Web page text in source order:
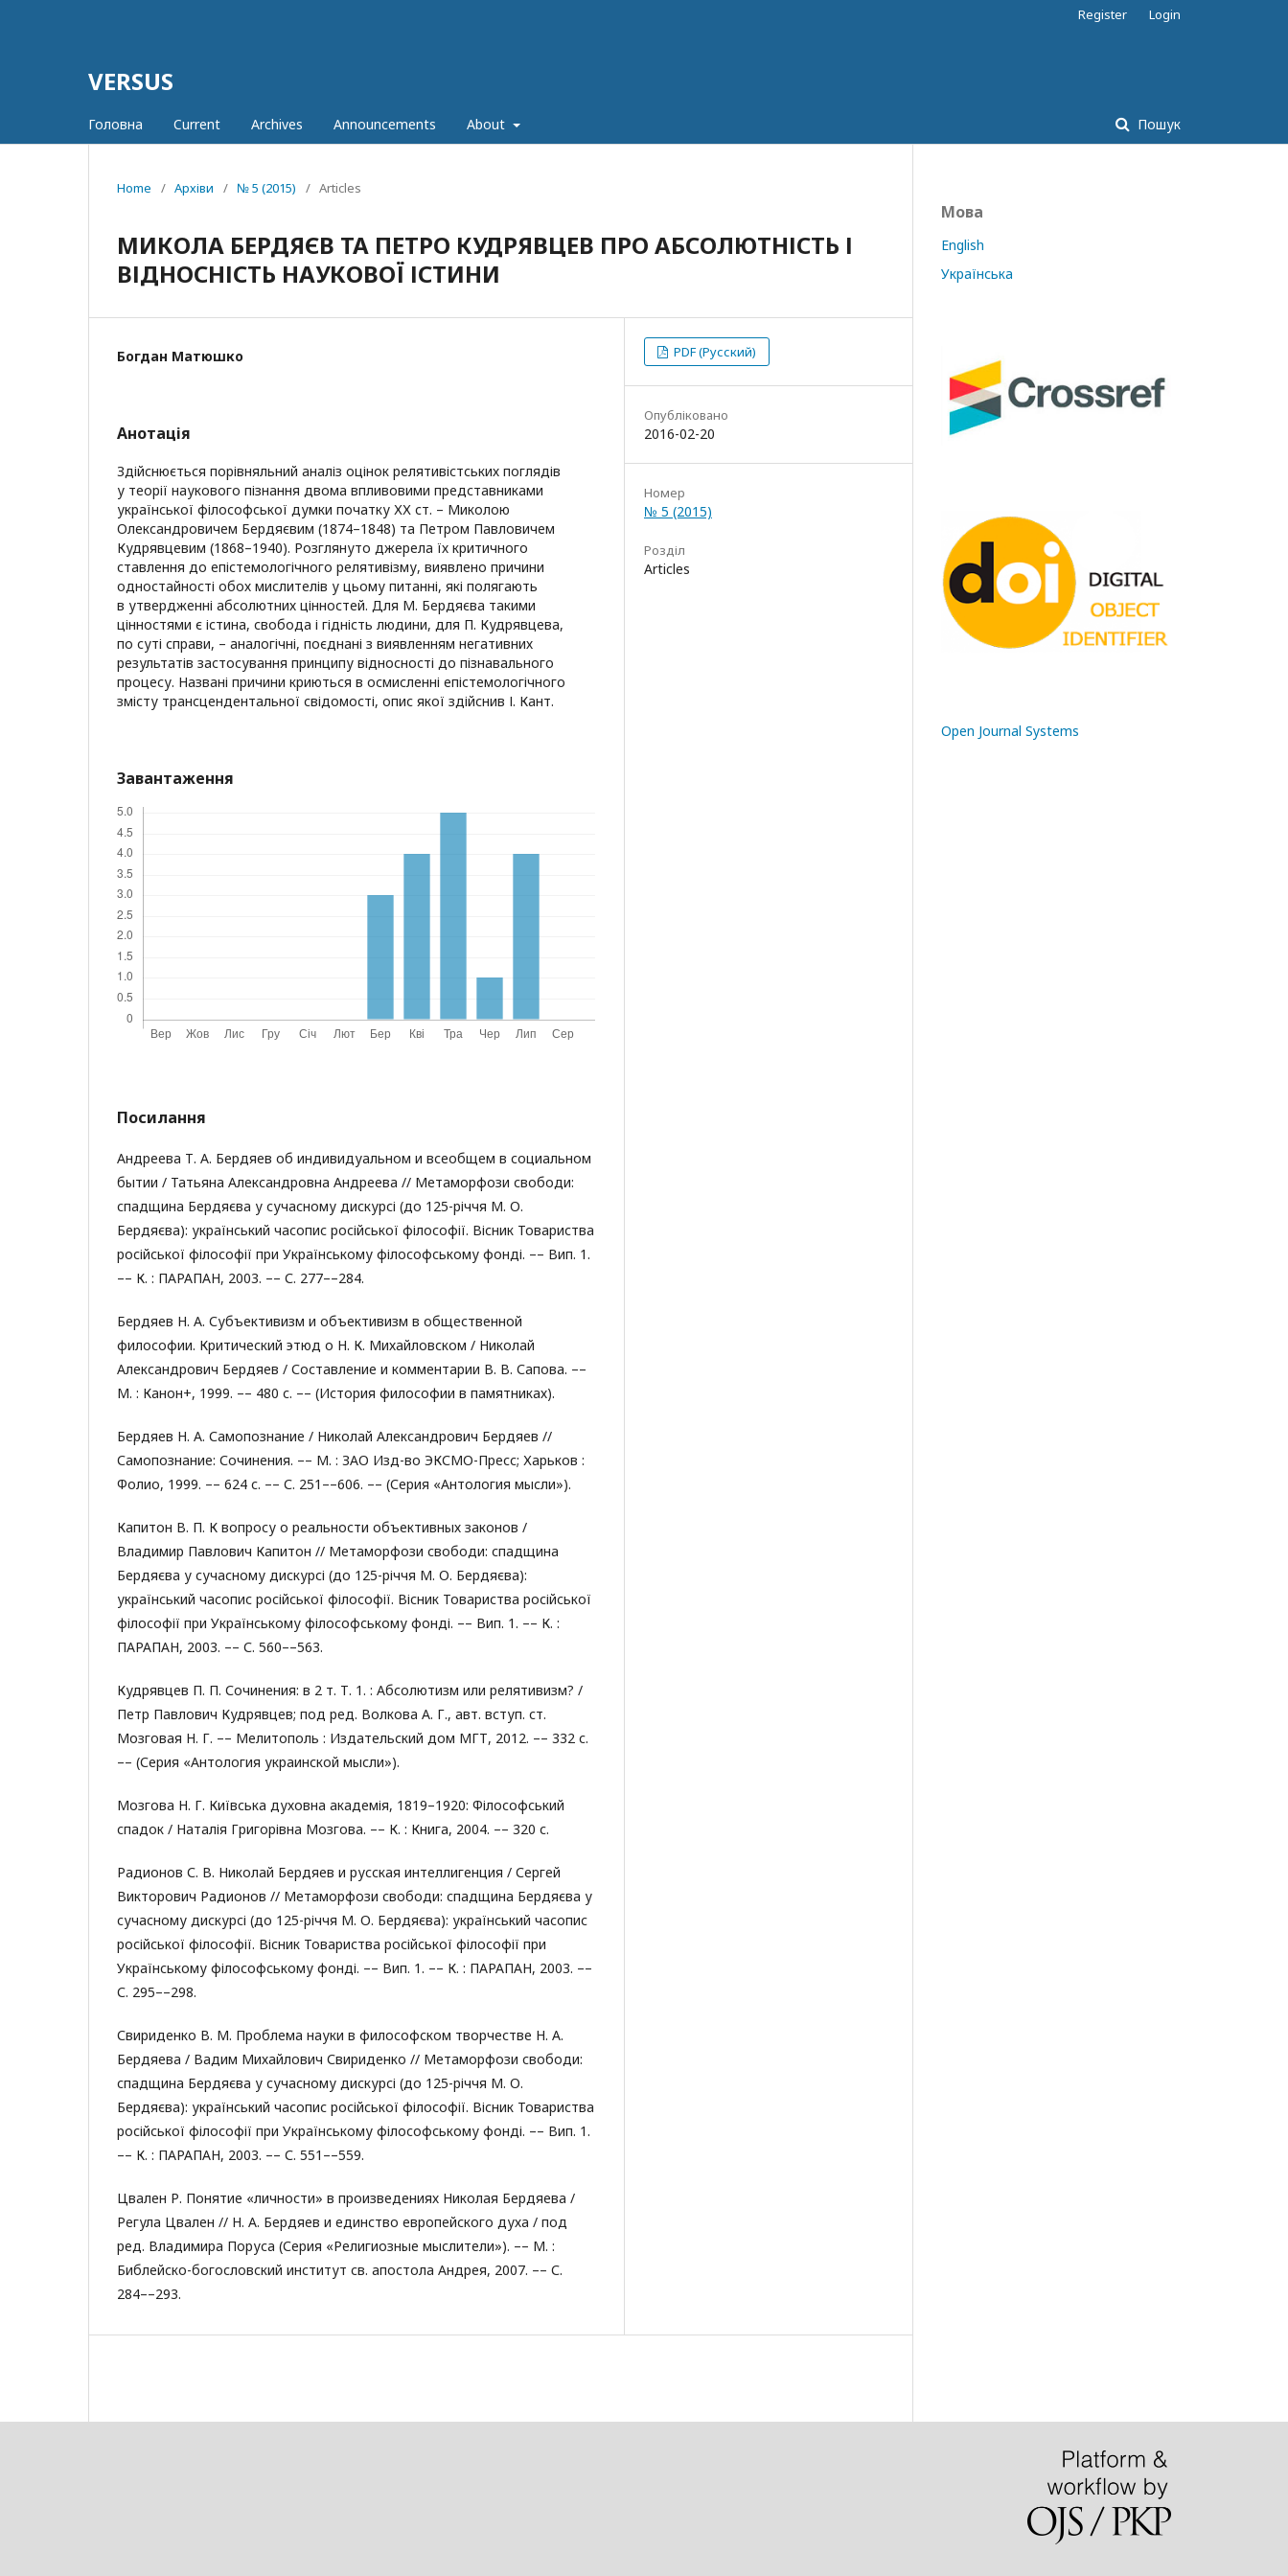
VERSUS
Головна Current Archives Announcements About Пошук
Register Login
Home / Архіви / № 5 (2015) / Articles
МИКОЛА БЕРДЯЄВ ТА ПЕТРО КУДРЯВЦЕВ ПРО АБСОЛЮТНІСТЬ І
ВІДНОСНІСТЬ НАУКОВОЇ ІСТИНИ
Богдан Матюшко
Анотація
Здійснюється порівняльний аналіз оцінок релятивістських поглядів
у теорії наукового пізнання двома впливовими представниками
української філософської думки початку ХХ ст. – Миколою
Олександровичем Бердяєвим (1874–1848) та Петром Павловичем
Кудрявцевим (1868–1940). Розглянуто джерела їх критичного
ставлення до епістемологічного релятивізму, виявлено причини
одностайності обох мислителів у цьому питанні, які полягають
в утвердженні абсолютних цінностей. Для М. Бердяєва такими
цінностями є істина, свобода і гідність людини, для П. Кудрявцева,
по суті справи, – аналогічні, поєднані з виявленням негативних
результатів застосування принципу відносності до пізнавального
процесу. Названі причини криються в осмисленні епістемологічного
змісту трансцендентальної свідомості, опис якої здійснив І. Кант.
Завантаження
Посилання
Андреева Т. А. Бердяев об индивидуальном и всеобщем в социальном
бытии / Татьяна Александровна Андреева // Метаморфози свободи:
спадщина Бердяєва у сучасному дискурсі (до 125-річчя М. О.
Бердяєва): український часопис російської філософії. Вісник Товариства
російської філософії при Українському філософському фонді. –– Вип. 1.
–– К. : ПАРАПАН, 2003. –– С. 277––284.
Бердяев Н. А. Субъективизм и объективизм в общественной
философии. Критический этюд о Н. К. Михайловском / Николай
Александрович Бердяев / Составление и комментарии В. В. Сапова. ––
М. : Канон+, 1999. –– 480 с. –– (История философии в памятниках).
Бердяев Н. А. Самопознание / Николай Александрович Бердяев //
Самопознание: Сочинения. –– М. : ЗАО Изд-во ЭКСМО-Пресс; Харьков :
Фолио, 1999. –– 624 с. –– С. 251––606. –– (Серия «Антология мысли»).
Капитон В. П. К вопросу о реальности объективных законов /
Владимир Павлович Капитон // Метаморфози свободи: спадщина
Бердяєва у сучасному дискурсі (до 125-річчя М. О. Бердяєва):
український часопис російської філософії. Вісник Товариства російської
філософії при Українському філософському фонді. –– Вип. 1. –– К. :
ПАРАПАН, 2003. –– С. 560––563.
Кудрявцев П. П. Сочинения: в 2 т. Т. 1. : Абсолютизм или релятивизм? /
Петр Павлович Кудрявцев; под ред. Волкова А. Г., авт. вступ. ст.
Мозговая Н. Г. –– Мелитополь : Издательский дом МГТ, 2012. –– 332 с.
–– (Серия «Антология украинской мысли»).
Мозгова Н. Г. Київська духовна академія, 1819–1920: Філософський
спадок / Наталія Григорівна Мозгова. –– К. : Книга, 2004. –– 320 с.
Радионов С. В. Николай Бердяев и русская интеллигенция / Сергей
Викторович Радионов // Метаморфози свободи: спадщина Бердяєва у
сучасному дискурсі (до 125-річчя М. О. Бердяєва): український часопис
російської філософії. Вісник Товариства російської філософії при
Українському філософському фонді. –– Вип. 1. –– К. : ПАРАПАН, 2003. ––
С. 295––298.
Свириденко В. М. Проблема науки в философском творчестве Н. А.
Бердяева / Вадим Михайлович Свириденко // Метаморфози свободи:
спадщина Бердяєва у сучасному дискурсі (до 125-річчя М. О.
Бердяєва): український часопис російської філософії. Вісник Товариства
російської філософії при Українському філософському фонді. –– Вип. 1.
–– К. : ПАРАПАН, 2003. –– С. 551––559.
Цвален Р. Понятие «личности» в произведениях Николая Бердяева /
Регула Цвален // Н. А. Бердяев и единство европейского духа / под
ред. Владимира Поруса (Серия «Религиозные мыслители»). –– М. :
Библейско-богословский институт св. апостола Андрея, 2007. –– С.
284––293.
PDF (Русский)
Опубліковано
2016-02-20
Номер
№ 5 (2015)
Розділ
Articles
Мова
English
Українська
Open Journal Systems